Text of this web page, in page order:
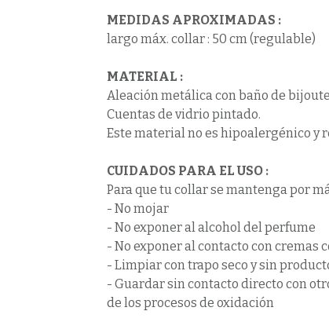
MEDIDAS APROXIMADAS :
largo máx. collar : 50 cm (regulable)
MATERIAL :
Aleación metálica con baño de
Cuentas de vidrio pintado.
Este material no es hipoalergénico y
CUIDADOS PARA EL USO:
Para que tu collar se mantenga por
- No mojar
- No exponer al alcohol del perfume
- No exponer al contacto con cremas
- Limpiar con trapo seco y sin
- Guardar sin contacto directo con
de los procesos de oxidación